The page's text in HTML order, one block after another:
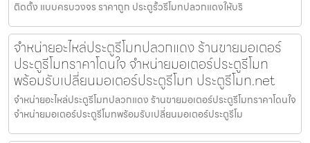
ติดตั้ง แบบครบวงจร ราคาถูก ประตูรั้วรีโมทปลวกแดงให้บริ
จำหน่ายอะไหล่ประตูรีโมทปลวกแดง ร้านขายมอเตอร์
ประตูรีโมทราคาโดนใจ จำหน่ายมอเตอร์ประตูรีโมท
พร้อมรับเปลี่ยนมอเตอร์ประตูรีโมท ประตูรีโมท.net
จำหน่ายอะไหล่ประตูรีโมทปลวกแดง ร้านขายมอเตอร์ประตูรีโมทราคาโดนใจ
จำหน่ายมอเตอร์ประตูรีโมทพร้อมรับเปลี่ยนมอเตอร์ประตูรีโม